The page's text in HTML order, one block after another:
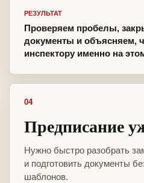
РЕЗУЛЬТАТ
Проверяем пробелы,
документы и объясняем,
инспектору именно на
04
Предписание
Нужно быстро разобрать
и подготовить документы
шаблонов.